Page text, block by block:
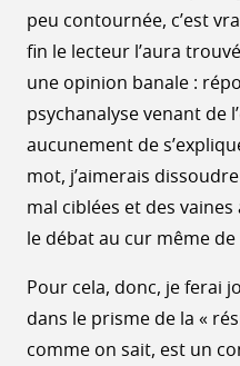
peu contournée, c’est
fin le lecteur l’aura
une opinion banale :
psychanalyse venant de
aucunement de
mot, j’aimerais
mal ciblées et des
le débat au cur même
Pour cela, donc, je ferai
dans le prisme de la «
comme on sait, est un